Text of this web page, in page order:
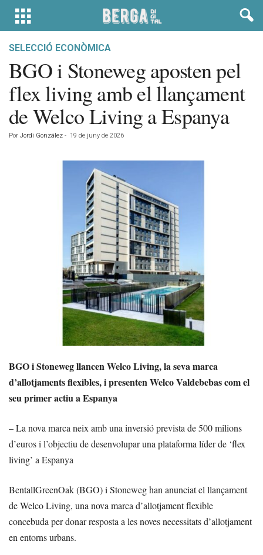
SELECCIÓ ECONÒMICA
BGO i Stoneweg aposten pel
flex living amb el llançament
de Welco Living a Espanya
Por Jordi González - 19 de juny de 2026
BGO i Stoneweg llancen Welco Living, la seva marca
d’allotjaments flexibles, i presenten Welco Valdebebas com el
seu primer actiu a Espanya
– La nova marca neix amb una inversió prevista de 500 milions
d’euros i l’objectiu de desenvolupar una plataforma líder de ‘flex
living’ a Espanya
BentallGreenOak (BGO) i Stoneweg han anunciat el llançament
de Welco Living, una nova marca d’allotjament flexible
concebuda per donar resposta a les noves necessitats d’allotjament
en entorns urbans.